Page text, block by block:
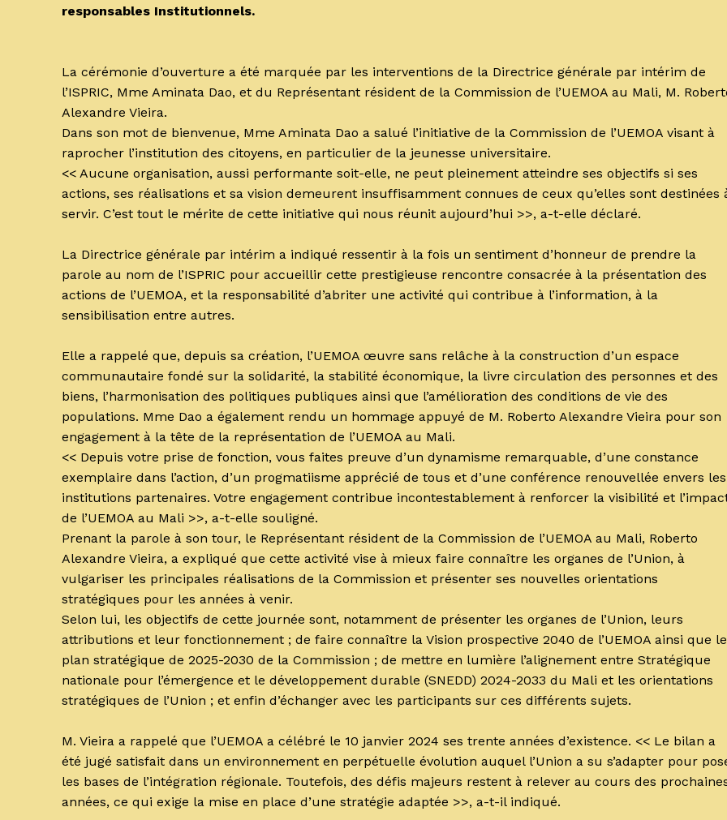
responsables Institutionnels.
‎La cérémonie d’ouverture a été marquée par les interventions de la Directrice générale par intérim de
l’ISPRIC, Mme Aminata Dao, et du Représentant résident de la Commission de l’UEMOA au Mali, M.
Alexandre Vieira.
‎Dans son mot de bienvenue, Mme Aminata Dao a salué l’initiative de la Commission de l’UEMOA visant à
raprocher l’institution des citoyens, en particulier de la jeunesse universitaire.
‎<< Aucune organisation, aussi performante soit-elle, ne peut pleinement atteindre ses objectifs si ses
actions, ses réalisations et sa vision demeurent insuffisamment connues de ceux qu’elles sont destinées
servir. C’est tout le mérite de cette initiative qui nous réunit aujourd’hui >>, a-t-elle déclaré.
‎La Directrice générale par intérim a indiqué ressentir à la fois un sentiment d’honneur de prendre la
parole au nom de l’ISPRIC pour accueillir cette prestigieuse rencontre consacrée à la présentation des
actions de l’UEMOA, et la responsabilité d’abriter une activité qui contribue à l’information, à la
sensibilisation entre autres.
‎Elle a rappelé que, depuis sa création, l’UEMOA œuvre sans relâche à la construction d’un espace
communautaire fondé sur la solidarité, la stabilité économique, la livre circulation des personnes et des
biens, l’harmonisation des politiques publiques ainsi que l’amélioration des conditions de vie des
populations. Mme Dao a également rendu un hommage appuyé de M. Roberto Alexandre Vieira pour son
engagement à la tête de la représentation de l’UEMOA au Mali.
<< Depuis votre prise de fonction, vous faites preuve d’un dynamisme remarquable, d’une constance
exemplaire dans l’action, d’un progmatiisme apprécié de tous et d’une conférence renouvellée envers les
institutions partenaires. Votre engagement contribue incontestablement à renforcer la visibilité et
de l’UEMOA au Mali >>, a-t-elle souligné.
‎Prenant la parole à son tour, le Représentant résident de la Commission de l’UEMOA au Mali, Roberto
Alexandre Vieira, a expliqué que cette activité vise à mieux faire connaître les organes de l’Union, à
vulgariser les principales réalisations de la Commission et présenter ses nouvelles orientations
stratégiques pour les années à venir.
‎Selon lui, les objectifs de cette journée sont, notamment de présenter les organes de l’Union, leurs
attributions et leur fonctionnement ; de faire connaître la Vision prospective 2040 de l’UEMOA ainsi que le
plan stratégique de 2025-2030 de la Commission ; de mettre en lumière l’alignement entre Stratégique
nationale pour l’émergence et le développement durable (SNEDD) 2024-2033 du Mali et les orientations
stratégiques de l’Union ; et enfin d’échanger avec les participants sur ces différents sujets.
‎M. Vieira a rappelé que l’UEMOA a célébré le 10 janvier 2024 ses trente années d’existence. << Le bilan a
été jugé satisfait dans un environnement en perpétuelle évolution auquel l’Union a su s’adapter pour
les bases de l’intégration régionale. Toutefois, des défis majeurs restent à relever au cours des
années, ce qui exige la mise en place d’une stratégie adaptée >>, a-t-il indiqué.